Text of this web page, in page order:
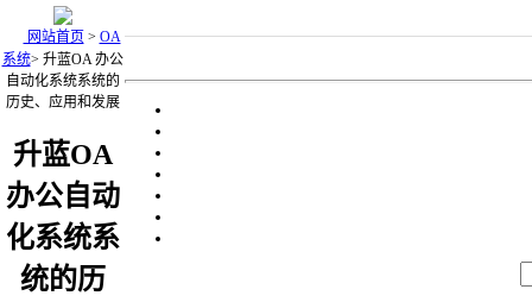
网站首页 > OA
系统> 升蓝OA 办公
自动化系统系统的
历史、应用和发展
升蓝OA
办公自动
化系统系
统的历